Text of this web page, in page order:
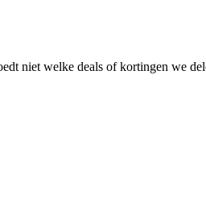
niet welke deals of kortingen we